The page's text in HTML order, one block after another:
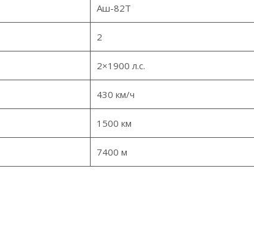
Аш-82Т
2
2×1900 л.с.
430 км/ч
1500 км
7400 м